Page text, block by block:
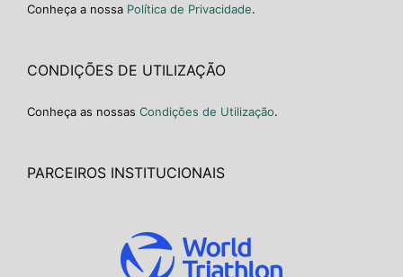
Conheça a nossa Política de Privacidade.
CONDIÇÕES DE UTILIZAÇÃO
Conheça as nossas Condições de Utilização.
PARCEIROS INSTITUCIONAIS